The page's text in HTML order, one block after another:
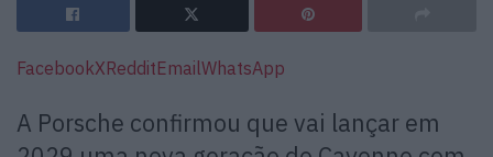
FacebookXRedditEmailWhatsApp
A Porsche confirmou que vai lançar em